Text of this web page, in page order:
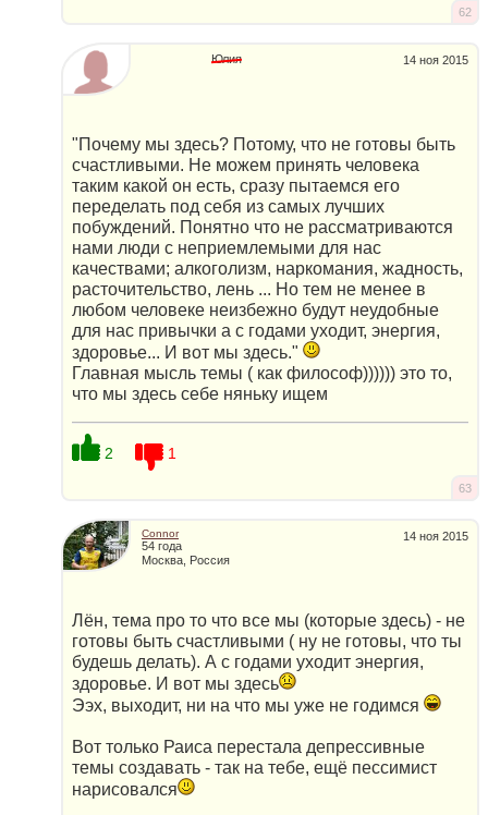
62
14 ноя 2015
Юлия
"Почему мы здесь? Потому, что не готовы быть
счастливыми. Не можем принять человека
таким какой он есть, сразу пытаемся его
переделать под себя из самых лучших
побуждений. Понятно что не рассматриваются
нами люди с неприемлемыми для нас
качествами; алкоголизм, наркомания, жадность,
расточительство, лень ... Но тем не менее в
любом человеке неизбежно будут неудобные
для нас привычки а с годами уходит, энергия,
здоровье... И вот мы здесь."
Главная мысль темы ( как философ)))))) это то,
что мы здесь себе няньку ищем
2 1
63
14 ноя 2015
Connor
54 года
Москва, Россия
Лён, тема про то что все мы (которые здесь) - не
готовы быть счастливыми ( ну не готовы, что ты
будешь делать). А с годами уходит энергия,
здоровье. И вот мы здесь
Ээх, выходит, ни на что мы уже не годимся
Вот только Раиса перестала депрессивные
темы создавать - так на тебе, ещё пессимист
нарисовался